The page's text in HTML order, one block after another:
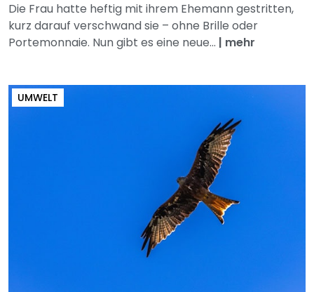
Die Frau hatte heftig mit ihrem Ehemann gestritten,
kurz darauf verschwand sie – ohne Brille oder
Portemonnaie. Nun gibt es eine neue... | mehr
UMWELT